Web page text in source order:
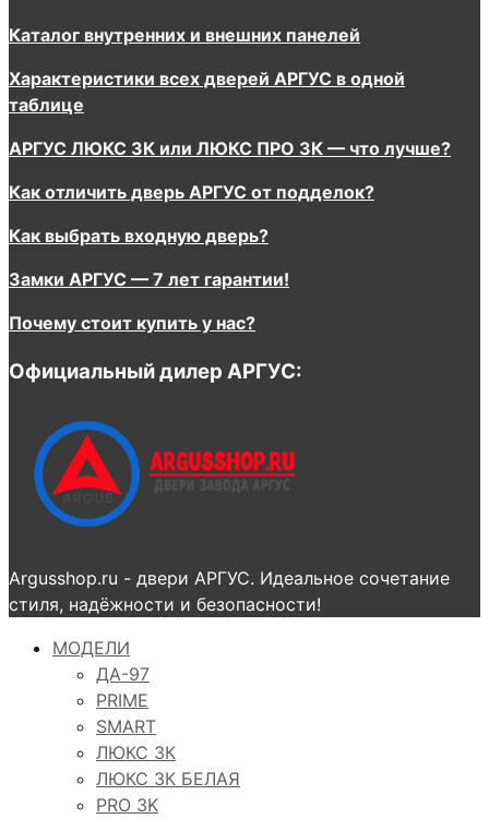
Каталог внутренних и внешних панелей
Характеристики всех дверей АРГУС в одной
таблице
АРГУС ЛЮКС 3К или ЛЮКС ПРО 3К — что лучше?
Как отличить дверь АРГУС от подделок?
Как выбрать входную дверь?
Замки АРГУС — 7 лет гарантии!
Почему стоит купить у нас?
Официальный дилер АРГУС:
Argusshop.ru - двери АРГУС. Идеальное сочетание
стиля, надёжности и безопасности!
МОДЕЛИ
ДА-97
PRIME
SMART
ЛЮКС 3К
ЛЮКС 3К БЕЛАЯ
PRO 3K